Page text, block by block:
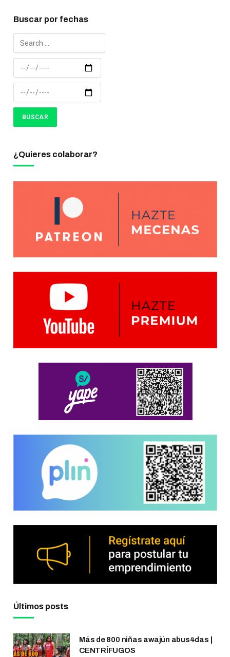
Buscar por fechas
¿Quieres colaborar?
Últimos posts
Más de 800 niñas awajún abus4das |
CENTRÍFUGOS